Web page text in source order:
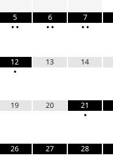
5
• •
6
• •
7
• •
12
•
13 14
19 20
21
•
26
27
28